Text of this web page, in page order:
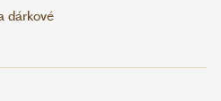
dárkové